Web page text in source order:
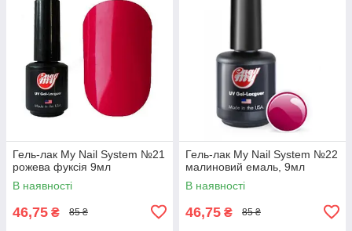
Гель-лак My Nail System №21
рожева фуксія 9мл
В наявності
46,75 ₴ 85 ₴
Гель-лак My Nail System №22
малиновий емаль, 9мл
В наявності
46,75 ₴ 85 ₴